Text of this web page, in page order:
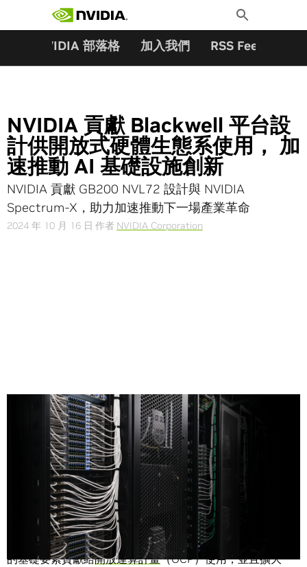
Toggle
Search
NVIDIA 部落格 加入我們 RSS Feeds
NVIDIA 貢獻 Blackwell 平台設
計供開放式硬體生態系使用， 加
速推動 AI 基礎設施創新
NVIDIA 貢獻 GB200 NVL72 設計與 NVIDIA
Spectrum-X，助力加速推動下一場產業革命
2024 年 10 月 16 日 作者 NVIDIA Corporation
為推動發展開放、高效且具擴充能力的資料中心技術，
NVIDIA 今日宣布已將 NVIDIA Blackwell 加速運算平台設計
的基礎要素貢獻給開放運算計畫（OCP）使用，並且擴大